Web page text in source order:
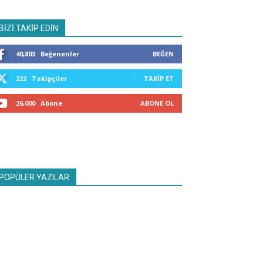
TAKİP EDİN
40,803 Beğenenler BEĞEN
222 Takipçiler TAKIP ET
26,000 Abone ABONE OL
YAZILAR